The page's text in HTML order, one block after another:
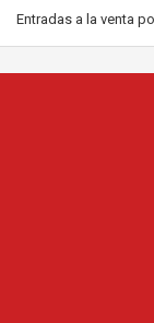
Entradas a la venta